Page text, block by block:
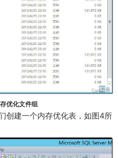
优化文件组
创建一个内存优化表，如图4所